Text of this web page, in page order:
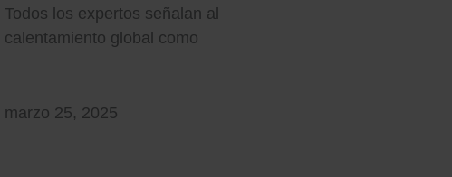
Todos los expertos señalan al
calentamiento global como
marzo 25, 2025